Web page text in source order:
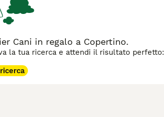
Cani in regalo a Copertino.
la tua ricerca e attendi il risultato perfetto: